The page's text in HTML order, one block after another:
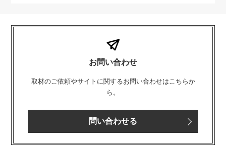
お問い合わせ
取材のご依頼やサイトに関するお問い合わせはこちらか
ら。
問い合わせる